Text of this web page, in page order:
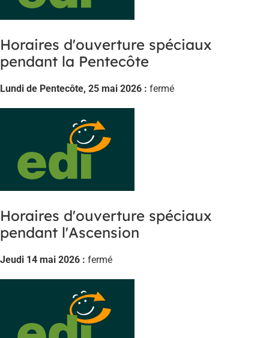
Horaires d'ouverture spéciaux
pendant la Pentecôte
Lundi de Pentecôte, 25 mai 2026 : fermé
Horaires d'ouverture spéciaux
pendant l'Ascension
Jeudi 14 mai 2026 : fermé